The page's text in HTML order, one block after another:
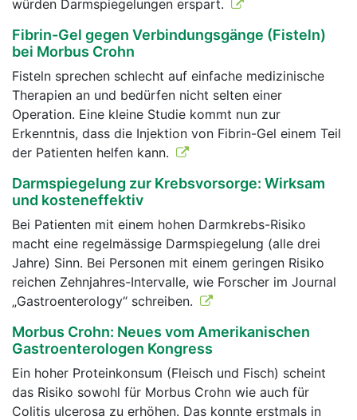
würden Darmspiegelungen erspart.
Fibrin-Gel gegen Verbindungsgänge (Fisteln)
bei Morbus Crohn
Fisteln sprechen schlecht auf einfache medizinische
Therapien an und bedürfen nicht selten einer
Operation. Eine kleine Studie kommt nun zur
Erkenntnis, dass die Injektion von Fibrin-Gel einem Teil
der Patienten helfen kann.
Darmspiegelung zur Krebsvorsorge: Wirksam
und kosteneffektiv
Bei Patienten mit einem hohen Darmkrebs-Risiko
macht eine regelmässige Darmspiegelung (alle drei
Jahre) Sinn. Bei Personen mit einem geringen Risiko
reichen Zehnjahres-Intervalle, wie Forscher im Journal
„Gastroenterology“ schreiben.
Morbus Crohn: Neues vom Amerikanischen
Gastroenterologen Kongress
Ein hoher Proteinkonsum (Fleisch und Fisch) scheint
das Risiko sowohl für Morbus Crohn wie auch für
Colitis ulcerosa zu erhöhen. Das konnte erstmals in